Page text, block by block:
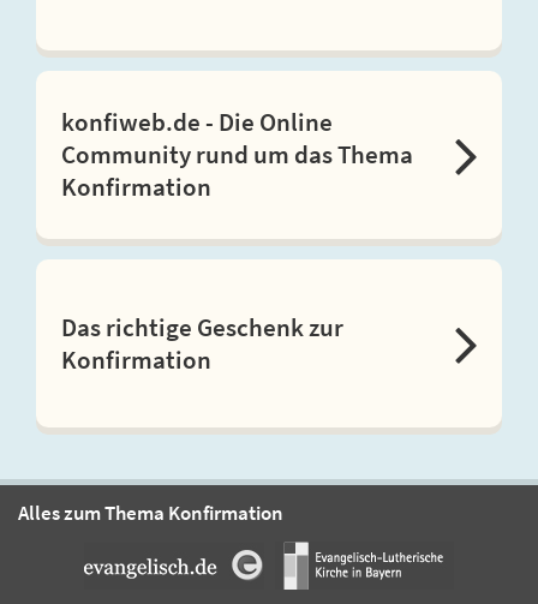
konfiweb.de - Die Online
Community rund um das Thema
Konfirmation
Das richtige Geschenk zur
Konfirmation
Alles zum Thema Konfirmation